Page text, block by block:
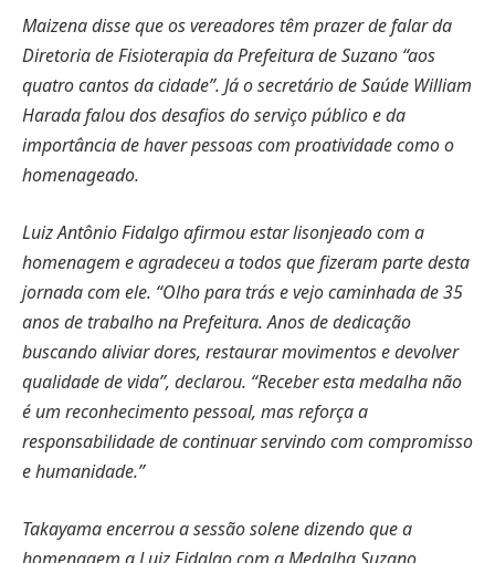
Maizena disse que os vereadores têm prazer de falar da
Diretoria de Fisioterapia da Prefeitura de Suzano “aos
quatro cantos da cidade”. Já o secretário de Saúde William
Harada falou dos desafios do serviço público e da
importância de haver pessoas com proatividade como o
homenageado.
Luiz Antônio Fidalgo afirmou estar lisonjeado com a
homenagem e agradeceu a todos que fizeram parte desta
jornada com ele. “Olho para trás e vejo caminhada de 35
anos de trabalho na Prefeitura. Anos de dedicação
buscando aliviar dores, restaurar movimentos e devolver
qualidade de vida”, declarou. “Receber esta medalha não
é um reconhecimento pessoal, mas reforça a
responsabilidade de continuar servindo com compromisso
e humanidade.”
Takayama encerrou a sessão solene dizendo que a
homenagem a Luiz Fidalgo com a Medalha Suzano